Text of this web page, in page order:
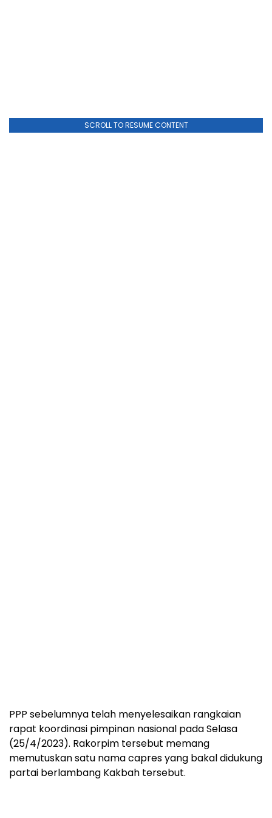
SCROLL TO RESUME CONTENT
PPP sebelumnya telah menyelesaikan rangkaian
rapat koordinasi pimpinan nasional pada Selasa
(25/4/2023). Rakorpim tersebut memang
memutuskan satu nama capres yang bakal didukung
partai berlambang Kakbah tersebut.